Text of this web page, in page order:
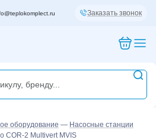
Заказать звонок
оборудование — Насосные станции
COR-2 Multivert MVIS